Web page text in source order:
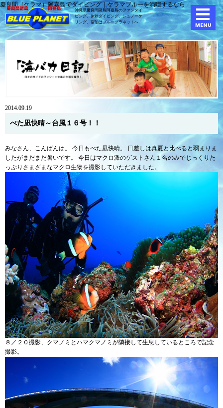
慶良間（ケラマ）阿嘉島でダイビング｜ケラマブルーを満喫するなら
沖縄県慶良間諸島阿嘉島のファンダイ
ビング、体験ダイビング、シュノーケ
リング、宿泊はブループラネットへ
2014.09.19
べた凪快晴～台風１６号！！
みなさん、こんばんは。 今日もべた凪快晴。 日差しは真夏と比べると弱まりま
したがまだまだ暑いです。 今日はマクロ派のゲストさん１名のみでじっくりた
っぷりさまざまなマクロ生物を撮影していただきました。
８／２０撮影、クマノミとハマクマノミが隣接して生息しているところで記念
撮影。